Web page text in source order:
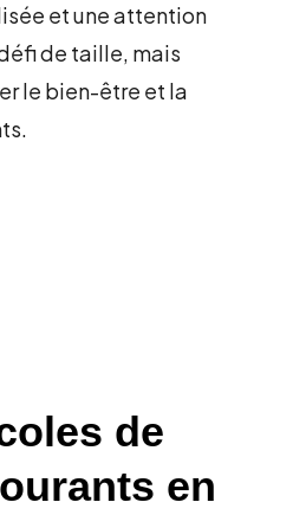
et une attention
de taille, mais
le bien-être et la
de
en